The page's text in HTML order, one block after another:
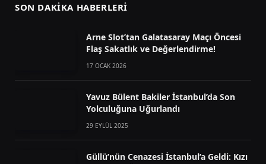
SON DAKIKA HABERLERI
Arne Slot’tan Galatasaray Maçı Öncesi
Flaş Sakatlık ve Değerlendirme!
17 OCAK 2026
Yavuz Bülent Bakiler İstanbul’da Son
Yolculuğuna Uğurlandı
29 EYLÜL 2025
Güllü’nün Cenazesi İstanbul’a Geldi: Kızı